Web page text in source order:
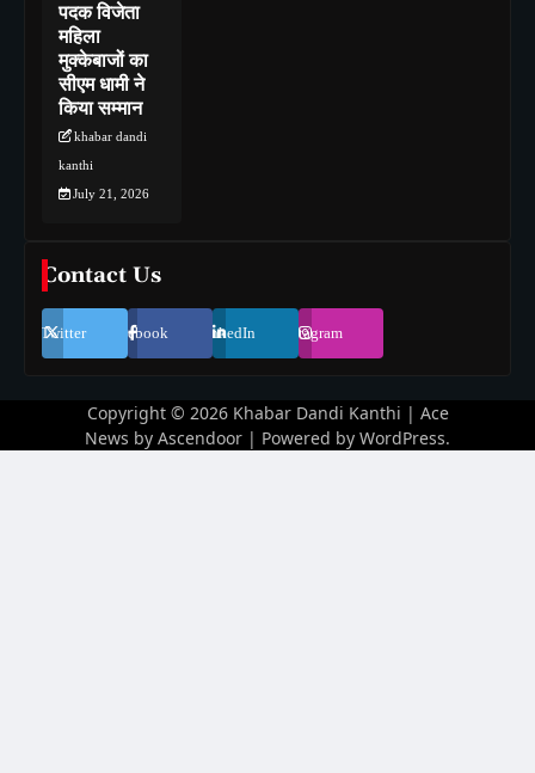
पदक विजेता
महिला
मुक्केबाजों का
सीएम धामी ने
किया सम्मान
khabar dandi
kanthi
July 21, 2026
Contact Us
Twitter Facebook LinkedIn Instagram
Copyright © 2026 Khabar Dandi Kanthi | Ace
News by Ascendoor | Powered by WordPress.